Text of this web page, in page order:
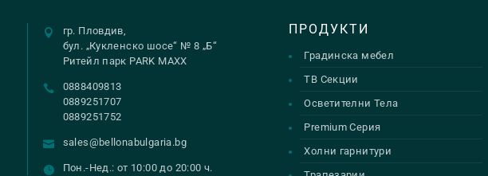
гр. Пловдив,
бул. „Кукленско шосе“ № 8 „Б“
Ритейл парк PARK MAXX
0888409813
0889251707
0889251752
sales@bellonabulgaria.bg
Пон.-Нед.: от 10:00 до 20:00 ч.
ПРОДУКТИ
Градинска мебел
ТВ Секции
Осветителни Тела
Premium Серия
Холни гарнитури